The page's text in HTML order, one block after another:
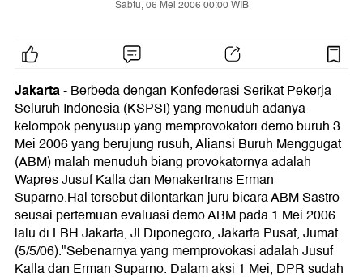
Sabtu, 06 Mei 2006 00:00 WIB
Jakarta-Berbeda dengan Konfederasi Serikat Pekerja
Seluruh Indonesia (KSPSI) yang menuduh adanya
kelompok penyusup yang memprovokatori demo buruh 3
Mei 2006 yang berujung rusuh, Aliansi Buruh Menggugat
(ABM) malah menuduh biang provokatornya adalah
Wapres Jusuf Kalla dan Menakertrans Erman
Suparno.Hal tersebut dilontarkan juru bicara ABM Sastro
seusai pertemuan evaluasi demo ABM pada 1 Mei 2006
lalu di LBH Jakarta, Jl Diponegoro, Jakarta Pusat, Jumat
(5/5/06)."Sebenarnya yang memprovokasi adalah Jusuf
Kalla dan Erman Suparno. Dalam aksi 1 Mei, DPR sudah